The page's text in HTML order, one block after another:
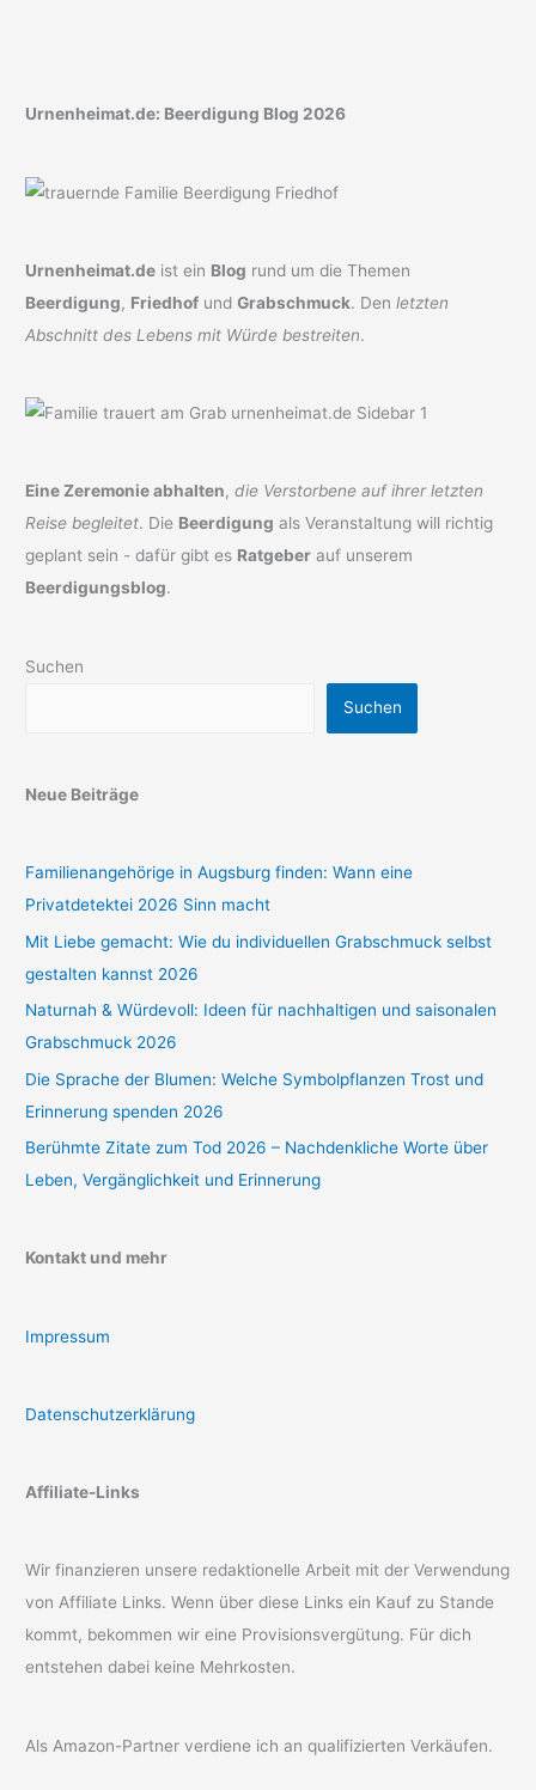
Urnenheimat.de: Beerdigung Blog 2026
Urnenheimat.de ist ein Blog rund um die Themen
Beerdigung, Friedhof undGrabschmuck. Denletzten
Abschnitt des Lebens mit Würde bestreiten.
Eine Zeremonie abhalten,die Verstorbene auf ihrer letzten
Reise begleitet. Die Beerdigung als Veranstaltung will richtig
geplant sein - dafür gibt es Ratgeber auf unserem
Beerdigungsblog.
Suchen
Suchen
Neue Beiträge
Familienangehörige in Augsburg finden: Wann eine
Privatdetektei 2026 Sinn macht
Mit Liebe gemacht: Wie du individuellen Grabschmuck selbst
gestalten kannst 2026
Naturnah & Würdevoll: Ideen für nachhaltigen und saisonalen
Grabschmuck 2026
Die Sprache der Blumen: Welche Symbolpflanzen Trost und
Erinnerung spenden 2026
Berühmte Zitate zum Tod 2026 – Nachdenkliche Worte über
Leben, Vergänglichkeit und Erinnerung
Kontakt und mehr
Impressum
Datenschutzerklärung
Affiliate-Links
Wir finanzieren unsere redaktionelle Arbeit mit der Verwendung
von Affiliate Links. Wenn über diese Links ein Kauf zu Stande
kommt, bekommen wir eine Provisionsvergütung. Für dich
entstehen dabei keine Mehrkosten.
Als Amazon-Partner verdiene ich an qualifizierten Verkäufen.